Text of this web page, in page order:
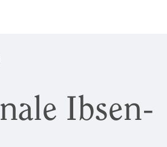
Ibsen-